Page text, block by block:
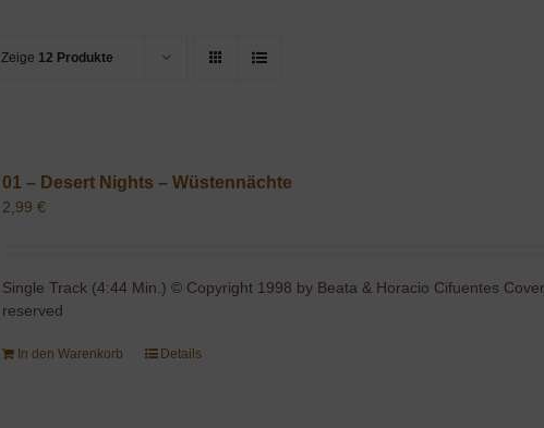
Zeige 12 Produkte
01 – Desert Nights – Wüstennächte
2,99€
Single Track (4:44 Min.) © Copyright 1998 by Beata & Horacio Cifuentes
reserved
In den Warenkorb Details